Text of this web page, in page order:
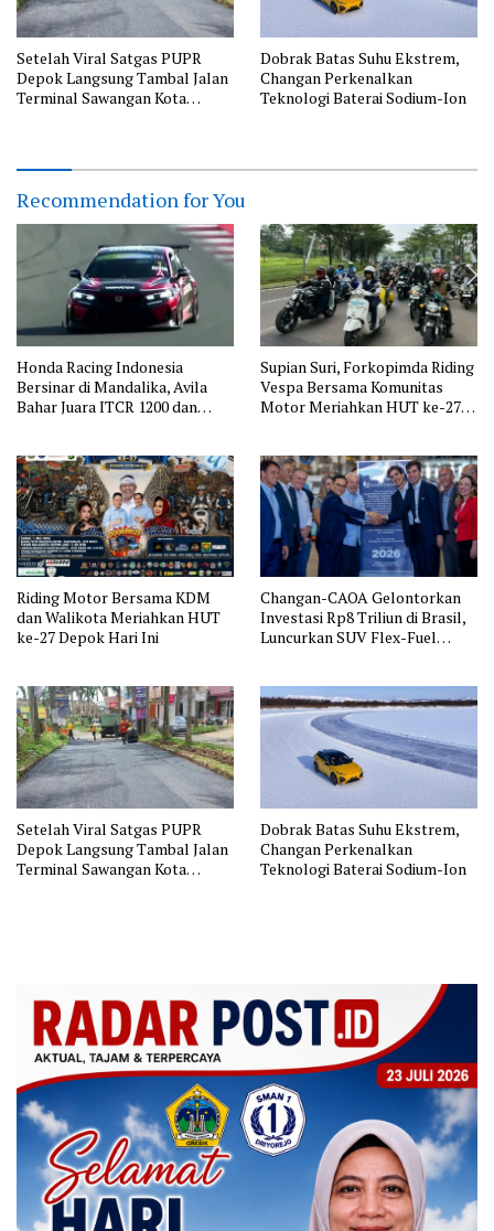
Setelah Viral Satgas PUPR
Depok Langsung Tambal Jalan
Terminal Sawangan Kota
Dobrak Batas Suhu Ekstrem,
Changan Perkenalkan
Teknologi Baterai Sodium-Ion
Recommendation for You
Honda Racing Indonesia
Bersinar di Mandalika, Avila
Bahar Juara ITCR 1200 dan
Supian Suri, Forkopimda Riding
Vespa Bersama Komunitas
Motor Meriahkan HUT ke-27
Riding Motor Bersama KDM
dan Walikota Meriahkan HUT
ke-27 Depok Hari Ini
Changan-CAOA Gelontorkan
Investasi Rp8 Triliun di Brasil,
Luncurkan SUV Flex-Fuel
Setelah Viral Satgas PUPR
Depok Langsung Tambal Jalan
Terminal Sawangan Kota
Dobrak Batas Suhu Ekstrem,
Changan Perkenalkan
Teknologi Baterai Sodium-Ion